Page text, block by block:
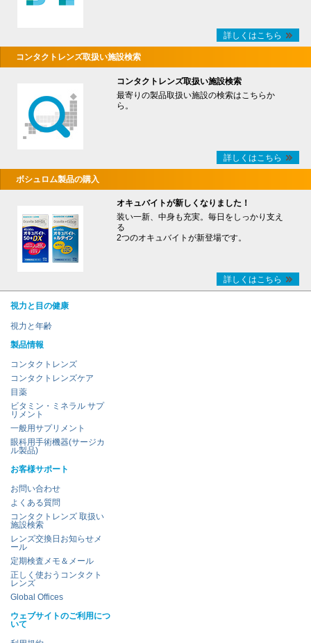
詳しくはこちら
コンタクトレンズ取扱い施設検索
コンタクトレンズ取扱い施設検索
最寄りの製品取扱い施設の検索はこちらか
ら。
詳しくはこちら
ボシュロム製品の購入
オキュバイトが新しくなりました！
装い一新、中身も充実。毎日をしっかり支え
る
2つのオキュバイトが新登場です。
詳しくはこちら
視力と目の健康
視力と年齢
製品情報
コンタクトレンズ
コンタクトレンズケア
目薬
ビタミン・ミネラル サプ
リメント
一般用サプリメント
眼科用手術機器(サージカ
ル製品)
お客様サポート
お問い合わせ
よくある質問
コンタクトレンズ 取扱い
施設検索
レンズ交換日お知らせメ
ール
定期検査メモ＆メール
正しく使おうコンタクト
レンズ
Global Offices
ウェブサイトのご利用につ
いて